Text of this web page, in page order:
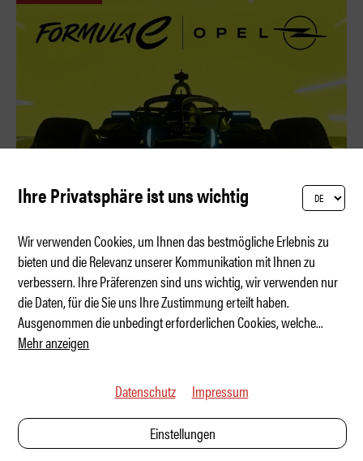
Blitz unter Strom – wie vor 125 Jahren
Ihre Privatsphäre ist uns wichtig
Wir verwenden Cookies, um Ihnen das bestmögliche Erlebnis zu
bieten und die Relevanz unserer Kommunikation mit Ihnen zu
verbessern. Ihre Präferenzen sind uns wichtig, wir verwenden nur
die Daten, für die Sie uns Ihre Zustimmung erteilt haben.
Ausgenommen die unbedingt erforderlichen Cookies, welche...
Mehr anzeigen
Datenschutz Impressum
Einstellungen